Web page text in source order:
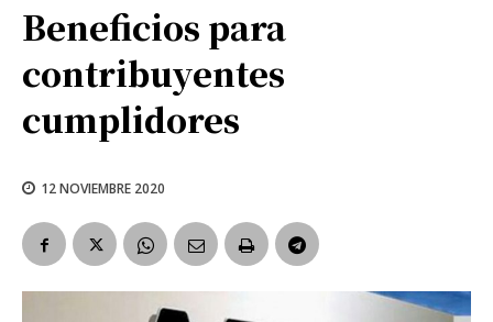
Beneficios para
contribuyentes
cumplidores
12 NOVIEMBRE 2020